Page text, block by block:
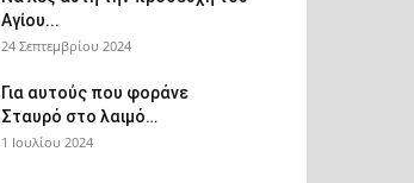
Αγίου...
24 Σεπτεμβρίου 2024
Για αυτούς που φοράνε
Σταυρό στο λαιμό…
1 Ιουλίου 2024